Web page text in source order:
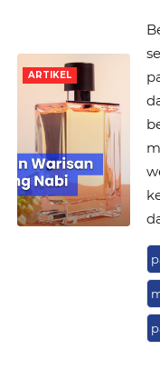
ARTIKEL